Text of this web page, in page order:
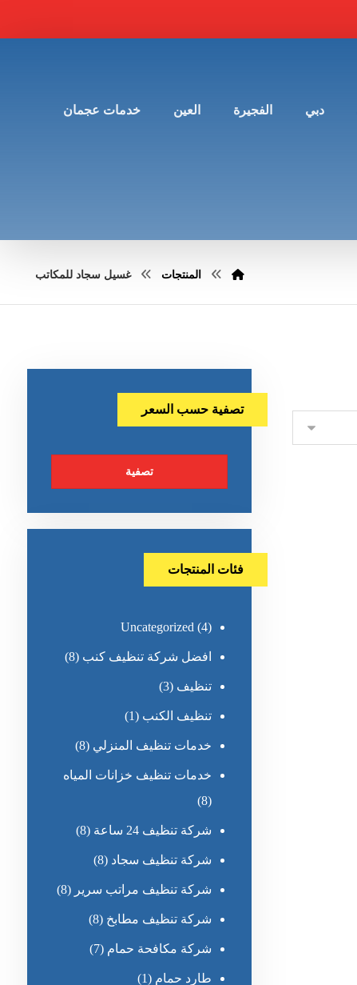
دبي الفجيرة العين خدمات عجمان
المنتجات غسيل سجاد للمكاتب
تصفية حسب السعر
تصفية
فئات المنتجات
Uncategorized (4)
افضل شركة تنظيف كنب (8)
تنظيف (3)
تنظيف الكنب (1)
خدمات تنظيف المنزلي (8)
خدمات تنظيف خزانات المياه
(8)
شركة تنظيف 24 ساعة (8)
شركة تنظيف سجاد (8)
شركة تنظيف مراتب سرير (8)
شركة تنظيف مطابخ (8)
شركة مكافحة حمام (7)
طارد حمام (1)